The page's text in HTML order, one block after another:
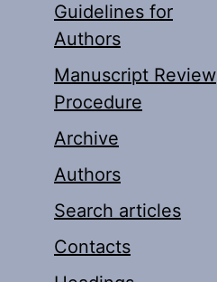
Guidelines for
Authors
Manuscript Review
Procedure
Archive
Authors
Search articles
Contacts